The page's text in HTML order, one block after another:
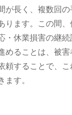
が長く、複数回の
ります。この間
・休業損害の継
めることは、被
頼することで、
ます。